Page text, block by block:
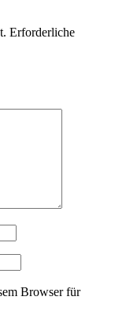
Erforderliche
Browser für